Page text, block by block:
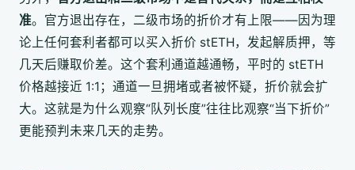
准。官方退出存在，二级市场的折价才有上限——因为理
论上任何套利者都可以买入折价 stETH，发起解质押，等
几天后赚取价差。这个套利通道越通畅，平时的 stETH
价格越接近 1:1；通道一旦拥堵或者被怀疑，折价就会扩
大。这就是为什么观察“队列长度”往往比观察“当下折价”
更能预判未来几天的走势。